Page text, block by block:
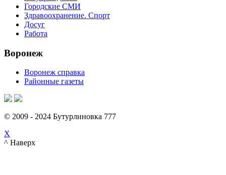
Городские СМИ
Здравоохранение. Спорт
Досуг
Работа
Воронеж
Воронеж справка
Районные газеты
© 2009 - 2024 Бутурлиновка 777
X
^ Наверх